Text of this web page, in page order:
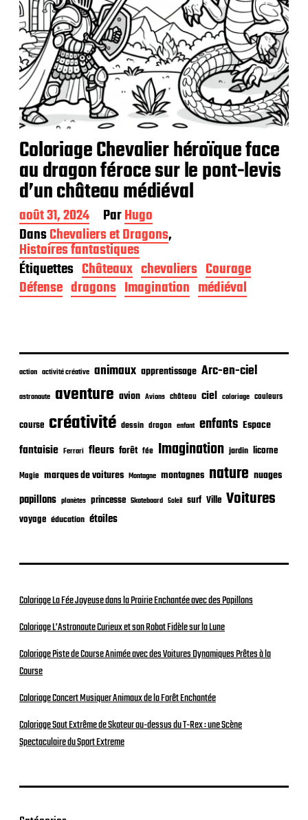
Coloriage Chevalier héroïque face
au dragon féroce sur le pont-levis
d’un château médiéval
D
a
t
e
d
e
p
i
c
a
t
o
août 31, 2024 ParHugo
DansChevaliers et Dragons,
Histoires fantastiques
Étiquettes Châteaux chevaliers Courage
Défense dragons Imagination médiéval
action activité créative animaux apprentissage Arc-en-ciel
astronaute aventure avion Avions château ciel coloriage couleurs
course créativité dessin dragon enfant enfants Espace
fantaisie Ferrari fleurs forêt fée Imagination jardin licorne
Magie marques de voitures Montagne montagnes nature nuages
papillons planètes princesse Skateboard Soleil surf Ville Voitures
voyage éducation étoiles
Coloriage La Fée Joyeuse dans la Prairie Enchantée avec des Papillons
Coloriage L’Astronaute Curieux et son Robot Fidèle sur la Lune
Coloriage Piste de Course Animée avec des Voitures Dynamiques Prêtes à la
Course
Coloriage Concert Musiquer Animaux de la Forêt Enchantée
Coloriage Saut Extrême de Skateur au-dessus du T-Rex : une Scène
Spectaculaire du Sport Extreme